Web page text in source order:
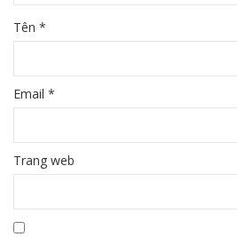
Tên *
Email *
Trang web